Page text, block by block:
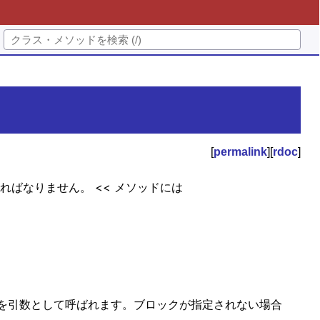
[permalink][rdoc]
ばなりません。 << メソッドには
数として呼ばれます。ブロックが指定されない場合